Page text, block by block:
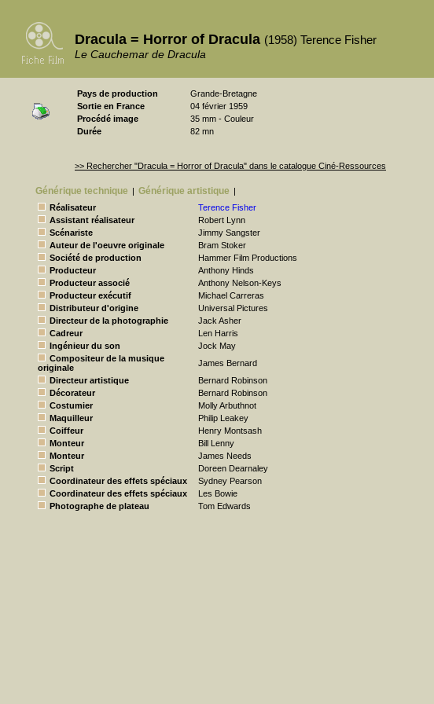
Dracula = Horror of Dracula (1958) Terence Fisher
Le Cauchemar de Dracula
Pays de production
Grande-Bretagne
Sortie en France
04 février 1959
Procédé image
35 mm - Couleur
Durée
82 mn
>> Rechercher "Dracula = Horror of Dracula" dans le catalogue Ciné-Ressources
Générique technique | Générique artistique |
Réalisateur
Terence Fisher
Assistant réalisateur
Robert Lynn
Scénariste
Jimmy Sangster
Auteur de l'oeuvre originale
Bram Stoker
Société de production
Hammer Film Productions
Producteur
Anthony Hinds
Producteur associé
Anthony Nelson-Keys
Producteur exécutif
Michael Carreras
Distributeur d'origine
Universal Pictures
Directeur de la photographie
Jack Asher
Cadreur
Len Harris
Ingénieur du son
Jock May
Compositeur de la musique
originale
James Bernard
Directeur artistique
Bernard Robinson
Décorateur
Bernard Robinson
Costumier
Molly Arbuthnot
Maquilleur
Philip Leakey
Coiffeur
Henry Montsash
Monteur
Bill Lenny
Monteur
James Needs
Script
Doreen Dearnaley
Coordinateur des effets spéciaux
Sydney Pearson
Coordinateur des effets spéciaux
Les Bowie
Photographe de plateau
Tom Edwards